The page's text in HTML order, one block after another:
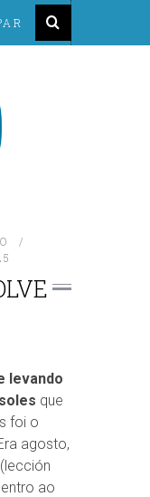
levando
que
foi o
agosto,
ao